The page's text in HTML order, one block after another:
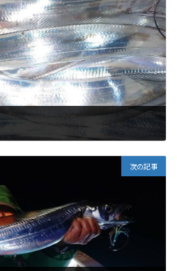
次の記事